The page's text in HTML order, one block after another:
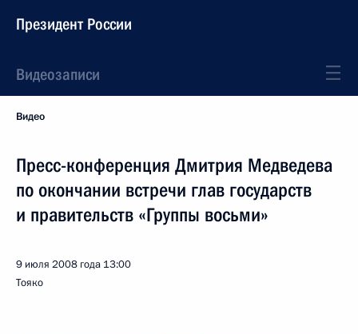
Президент России
Видеозаписи
Видео
Пресс-конференция Дмитрия Медведева
по окончании встречи глав государств
и правительств «Группы восьми»
9 июля 2008 года 13:00
Тояко